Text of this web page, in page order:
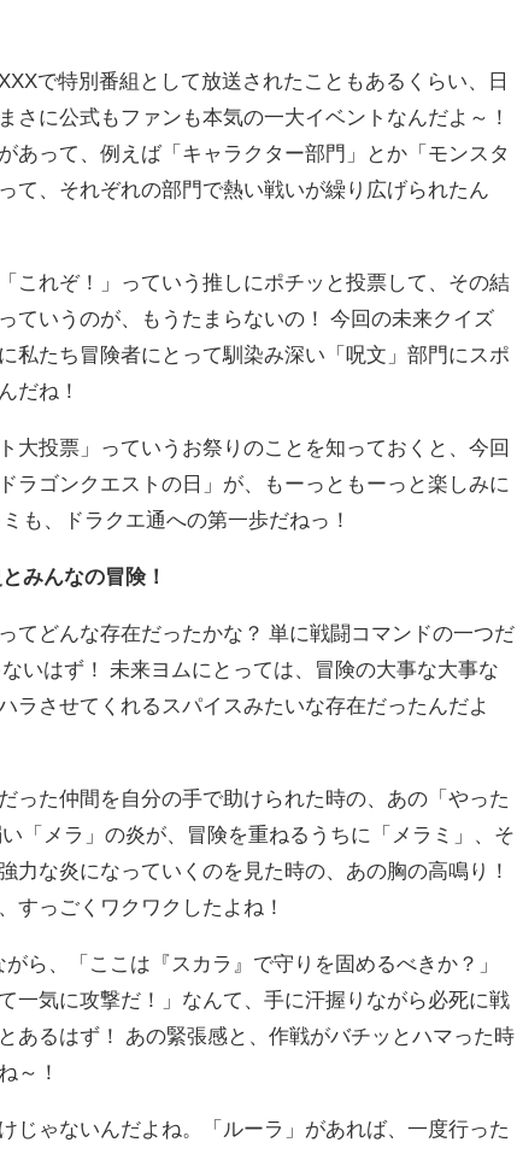
で特別番組として放送されたこともあるくらい、日
さに公式もファンも本気の一大イベントなんだよ～！
って、例えば「キャラクター部門」とか「モンスタ
て、それぞれの部門で熱い戦いが繰り広げられたん
これぞ！」っていう推しにポチッと投票して、その結
いうのが、もうたまらないの！ 今回の未来クイズ
私たち冒険者にとって馴染み深い「呪文」部門にスポ
だね！
投票」っていうお祭りのことを知っておくと、今回
ラゴンクエストの日」が、もーっともーっと楽しみに
も、ドラクエ通への第一歩だねっ！
みんなの冒険！
てどんな存在だったかな？ 単に戦闘コマンドの一つだ
いはず！ 未来ヨムにとっては、冒険の大事な大事な
ラさせてくれるスパイスみたいな存在だったんだよ
た仲間を自分の手で助けられた時の、あの「やった
「メラ」の炎が、冒険を重ねるうちに「メラミ」、そ
力な炎になっていくのを見た時の、あの胸の高鳴り！
すっごくワクワクしたよね！
ら、「ここは『スカラ』で守りを固めるべきか？」
一気に攻撃だ！」なんて、手に汗握りながら必死に戦
あるはず！ あの緊張感と、作戦がバチッとハマった時
～！
ゃないんだよね。「ルーラ」があれば、一度行った